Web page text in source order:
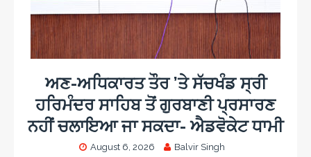
ਅਣ-ਅਧਿਕਾਰਤ ਤੌਰ ’ਤੇ ਸੱਚਖੰਡ ਸ੍ਰੀ
ਹਰਿਮੰਦਰ ਸਾਹਿਬ ਤੋਂ ਗੁਰਬਾਣੀ ਪ੍ਰਸਾਰਣ
ਨਹੀਂ ਚਲਾਇਆ ਜਾ ਸਕਦਾ- ਐਡਵੋਕੇਟ ਧਾਮੀ
August 6, 2026 Balvir Singh